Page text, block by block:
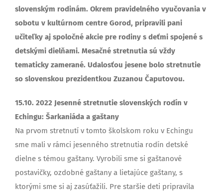
slovenským rodinám. Okrem pravidelného vyučovania v
sobotu v kultúrnom centre Gorod, pripravili pani
učiteľky aj spoločné akcie pre rodiny s deťmi spojené s
detskými dielňami. Mesačné stretnutia sú vždy
tematicky zamerané. Udalosťou jesene bolo stretnutie
so slovenskou prezidentkou Zuzanou Čaputovou.
15.10. 2022 Jesenné stretnutie slovenských rodín v
Echingu: Šarkaniáda a gaštany
Na prvom stretnutí v tomto školskom roku v Echingu
sme mali v rámci jesenného stretnutia rodín detské
dielne s témou gaštany. Vyrobili sme si gaštanové
postavičky, ozdobné gaštany a lietajúce gaštany, s
ktorými sme si aj zasúťažili. Pre staršie deti pripravila